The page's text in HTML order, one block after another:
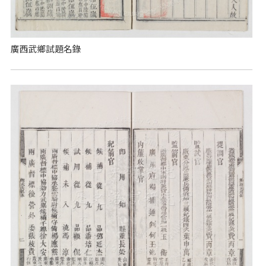
廣西武鄉試題名錄